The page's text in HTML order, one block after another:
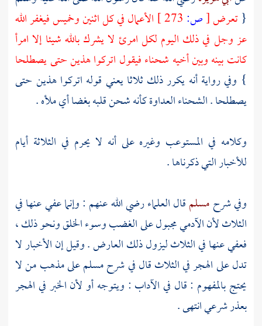
{تعرض[ص:
الأعمال في كل اثنين وخميس فيغفر الله
عز وجل في ذلك اليوم لكل امرئ لا يشرك بالله شيئا إلا امرأ
كانت بينه وبين أخيه شحناء فيقول اتركوا هذين حتى يصطلحا
} وفي رواية أنه يكرر ذلك ثلاثا يعني قوله اتركوا هذين حتى
يصطلحا . الشحناء العداوة كأنه شحن قلبه بغضا أي ملأه .
وكلامه في المستوعب وغيره على أنه لا يحرم في الثلاثة أيام
للأخبار التي ذكرناها .
وفي شرحمسلمقال العلماء رضي الله عنهم : وإنما عفي عنها في
الثلاث لأن الآدمي مجبول على الغضب وسوء الخلق ونحو ذلك ،
فعفي عنها في الثلاث ليزول ذلك العارض . وقيل إن الأخبار لا
تدل على الهجر في الثلاث قال في شرح مسلم على مذهب من لا
يحتج بالمفهوم : قال في الآداب : ويتوجه أو لأن الخبر في الهجر
بعذر شرعي انتهى .